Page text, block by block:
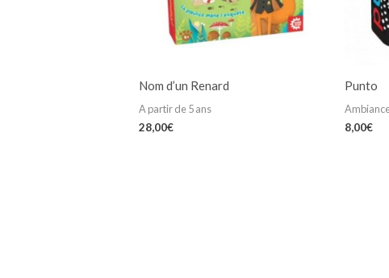
Nom d’un Renard
A partir de 5 ans
28,00€
Punto
8,00€